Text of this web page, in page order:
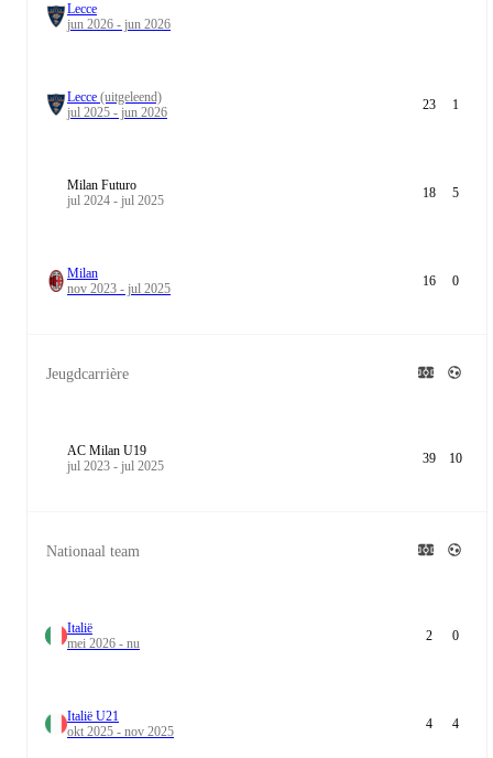
Lecce
jun 2026 - jun 2026
Lecce (uitgeleend)
jul 2025 - jun 2026
23 1
Milan Futuro
jul 2024 - jul 2025
18 5
Milan
nov 2023 - jul 2025
16 0
Jeugdcarrière
AC Milan U19
jul 2023 - jul 2025
39 10
Nationaal team
Italië
mei 2026 - nu
2 0
Italië U21
okt 2025 - nov 2025
4 4